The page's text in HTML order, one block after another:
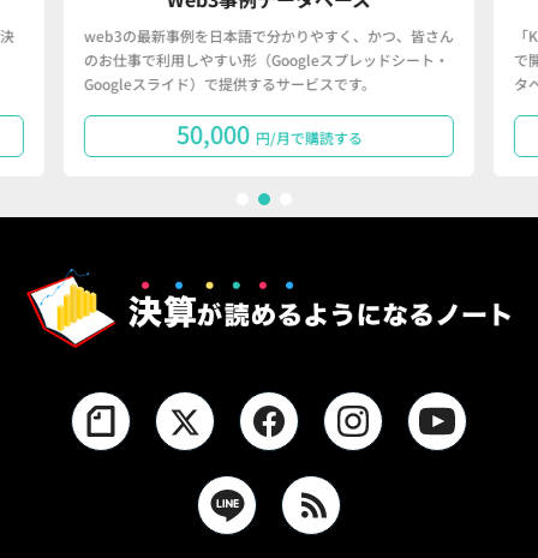
web3の最新事例を日本語で分かりやすく、かつ、皆さん
のお仕事で利用しやすい形（Googleスプレッドシート・
Googleスライド）で提供するサービスです。
50,000 円/月で購読する
で
タ